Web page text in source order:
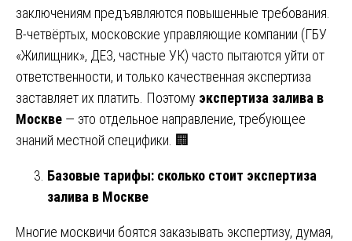
заключениям предъявляются повышенные требования.
В-четвёртых, московские управляющие компании (ГБУ
«Жилищник», ДЕЗ, частные УК) часто пытаются уйти от
ответственности, и только качественная экспертиза
заставляет их платить. Поэтому экспертиза залива в
Москве — это отдельное направление, требующее
знаний местной специфики. 🏢
Базовые тарифы: сколько стоит экспертиза
залива в Москве
Многие москвичи боятся заказывать экспертизу, думая,